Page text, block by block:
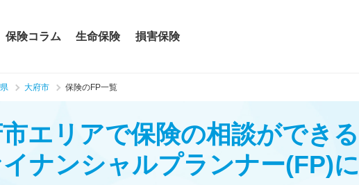
保険コラム 生命保険 損害保険
大府市 保険のFP一覧
エリアで保険の相談ができる
ナンシャルプランナー(FP)に